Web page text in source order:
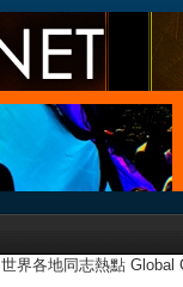
世界各地同志熱點